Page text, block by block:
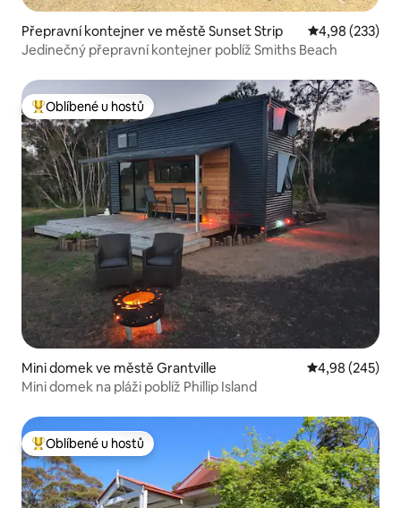
Přepravní kontejner ve městě Sunset Strip Průměrné
4,98 (233)
Jedinečný přepravní kontejner poblíž Smiths Beach
Nejlepší v kategorii Oblíbené u hostů
Oblíbené u hostů
Mini domek ve městě Grantville Průměrné
4,98 (245)
Mini domek na pláži poblíž Phillip Island
Nejlepší v kategorii Oblíbené u hostů
Oblíbené u hostů